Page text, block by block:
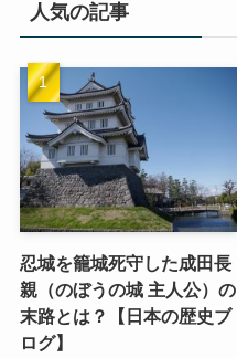
人気の記事
忍城を籠城死守した成田長
親（のぼうの城 主人公）の
末路とは？【日本の歴史ブ
ログ】